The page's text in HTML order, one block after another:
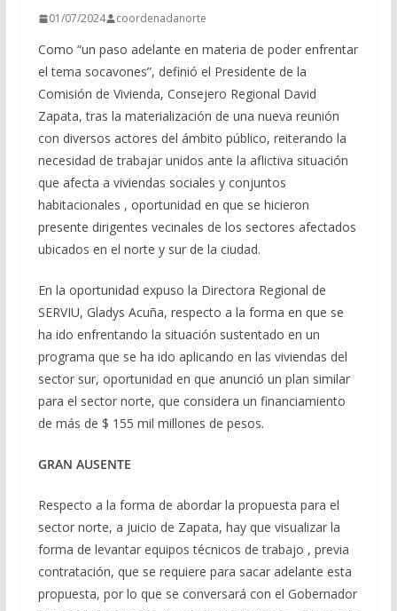
01/07/2024 coordenadanorte
Como “un paso adelante en materia de poder enfrentar
el tema socavones”, definió el Presidente de la
Comisión de Vivienda, Consejero Regional David
Zapata, tras la materialización de una nueva reunión
con diversos actores del ámbito público, reiterando la
necesidad de trabajar unidos ante la aflictiva situación
que afecta a viviendas sociales y conjuntos
habitacionales , oportunidad en que se hicieron
presente dirigentes vecinales de los sectores afectados
ubicados en el norte y sur de la ciudad.
En la oportunidad expuso la Directora Regional de
SERVIU, Gladys Acuña, respecto a la forma en que se
ha ido enfrentando la situación sustentado en un
programa que se ha ido aplicando en las viviendas del
sector sur, oportunidad en que anunció un plan similar
para el sector norte, que considera un financiamiento
de más de $ 155 mil millones de pesos.
GRAN AUSENTE
Respecto a la forma de abordar la propuesta para el
sector norte, a juicio de Zapata, hay que visualizar la
forma de levantar equipos técnicos de trabajo , previa
contratación, que se requiere para sacar adelante esta
propuesta, por lo que se conversará con el Gobernador